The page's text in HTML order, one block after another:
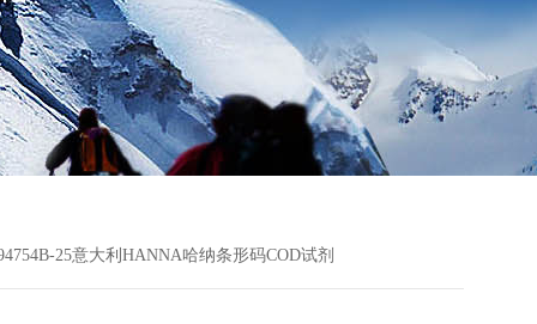
25意大利HANNA哈纳条形码COD试剂